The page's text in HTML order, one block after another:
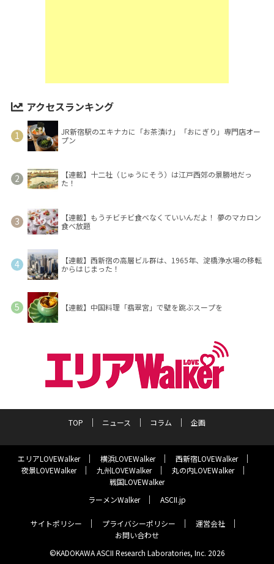
アクセスランキング
JR新宿駅のエキナカに「お茶漬け」「おにぎり」専門店オー
プン
【連載】十二社（じゅうにそう）は江戸西郊の景勝地だっ
た！
【連載】もうチビチビ食べなくていいんだよ！ 夢のマカロン
食べ放題
【連載】西新宿の高層ビル群は、1965年、淀橋浄水場の移転
からはじまった！
【連載】中国料理「翡翠宮」で壁を跳ぶスープを
TOP ニュース コラム 企画
エリアLOVEWalker 横浜LOVEWalker
西新宿LOVEWalker
夜景LOVEWalker
九州LOVEWalker
丸の内LOVEWalker
戦国LOVEWalker
ラーメンWalker
ASCII.jp
サイトポリシー プライバシーポリシー
運営会社
お問い合わせ
©KADOKAWA ASCII Research Laboratories, Inc. 2026